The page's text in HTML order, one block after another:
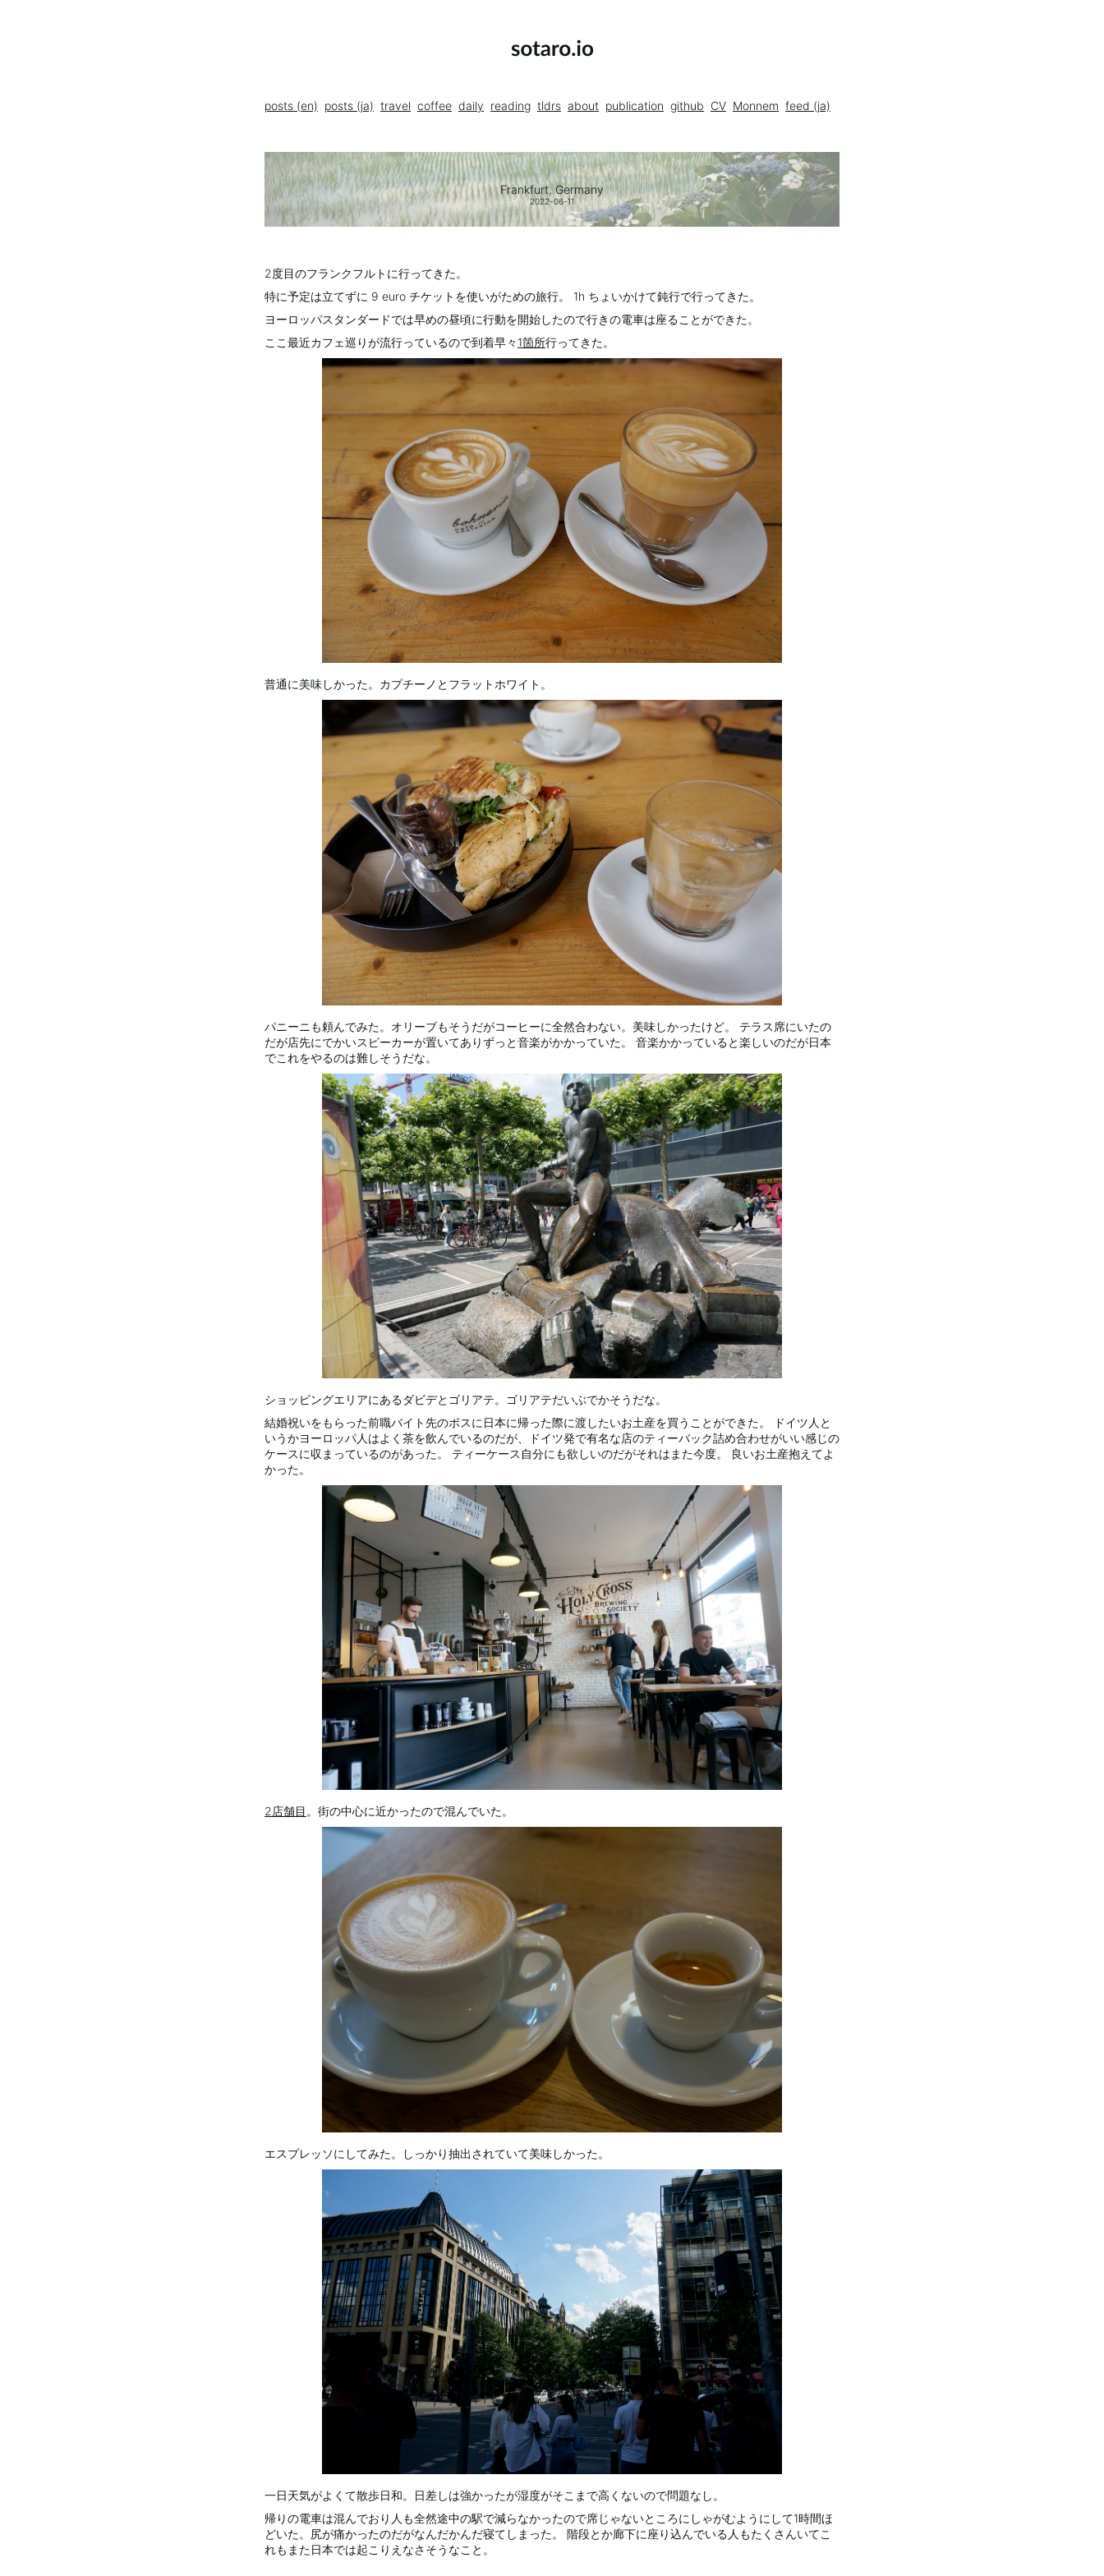
posts (en) posts (ja) travel coffee daily reading tldrs about publication github CV Monnem feed (ja)
Frankfurt, Germany
2022-06-11
2度目のフランクフルトに行ってきた。
特に予定は立てずに 9 euro チケットを使いがための旅行。 1h ちょいかけて鈍行で行ってきた。
ヨーロッパスタンダードでは早めの昼頃に行動を開始したので行きの電車は座ることができた。
ここ最近カフェ巡りが流行っているので到着早々 1箇所行ってきた。
普通に美味しかった。カプチーノとフラットホワイト。
パニーニも頼んでみた。オリーブもそうだがコーヒーに全然合わない。美味しかったけど。 テラス席にいたの
だが店先にでかいスピーカーが置いてありずっと音楽がかかっていた。 音楽かかっていると楽しいのだが日本
でこれをやるのは難しそうだな。
ショッピングエリアにあるダビデとゴリアテ。ゴリアテだいぶでかそうだな。
結婚祝いをもらった前職バイト先のボスに日本に帰った際に渡したいお土産を買うことができた。 ドイツ人と
いうかヨーロッパ人はよく茶を飲んでいるのだが、ドイツ発で有名な店のティーバック詰め合わせがいい感じの
ケースに収まっているのがあった。 ティーケース自分にも欲しいのだがそれはまた今度。 良いお土産抱えてよ
かった。
2店舗目 。街の中心に近かったので混んでいた。
エスプレッソにしてみた。しっかり抽出されていて美味しかった。
一日天気がよくて散歩日和。日差しは強かったが湿度がそこまで高くないので問題なし。
帰りの電車は混んでおり人も全然途中の駅で減らなかったので席じゃないところにしゃがむようにして1時間ほ
どいた。尻が痛かったのだがなんだかんだ寝てしまった。 階段とか廊下に座り込んでいる人もたくさんいてこ
れもまた日本では起こりえなさそうなこと。